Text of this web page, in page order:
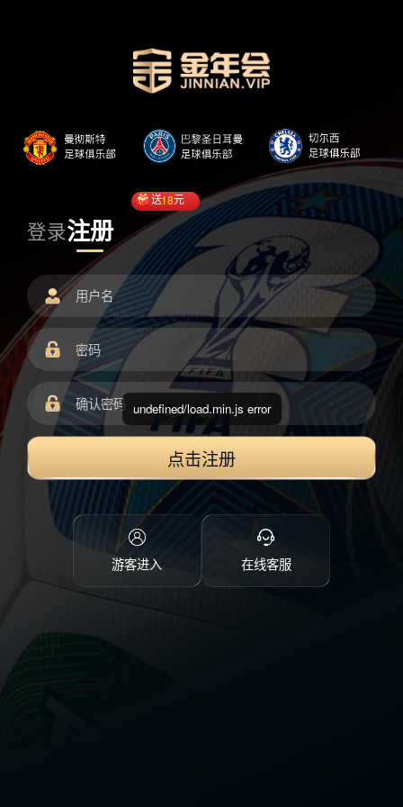
登录注册
送18元
点击注册
游客进入 在线客服
undefined/load.min.js error